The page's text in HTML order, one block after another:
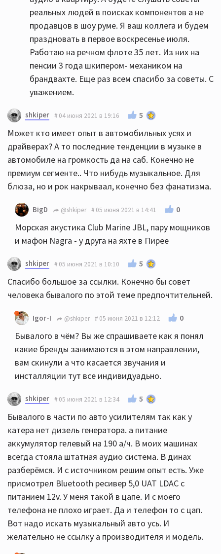
реальных людей в поисках компонентов а не
продавцов в шоу руме. Я ваш коллега и будем
праздновать в первое воскресенье июля.
Работаю на речном флоте 35 лет. Из них на
пенсии 3 года шкипером- механиком на
брандвахте. Еще раз всем спасибо за советы. С
уважением.
shkiper 04 июня 2021 в 19:16 5
Может кто имеет опыт в автомобильных усях и
драйверах? А то последние тенденции в музыке в
автомобиле на громкость да на саб. Конечно не
премиум сегменте.. Что нибудь музыкальное. Для
блюза, но и рок накрываал, конечно без фанатизма.
BigD @shkiper 05 июня 2021 в 14:41 0
Морская акустика Club Marine JBL, пару мощников
и мафон Nagra - у друга на яхте в Пирее
shkiper 05 июня 2021 в 10:10 5
Спасибо большое за ссылки. Конечно бы совет
человека бывалого по этой теме предпочтительней.
Igor-I @shkiper 05 июня 2021 в 12:12 0
Бывалого в чём? Вы же спрашиваете как я понял
какие бренды занимаются в этом направлении,
вам скинули а что касается звучания и
инсталляции тут все индивидуадьно.
shkiper 05 июня 2021 в 12:34 5
Бывалого в части по авто усилителям так как у
катера нет дизель генератора. а питание
аккумулятор гелевый на 190 а/ч. В моих машинах
всегда стояла штатная аудио система. В динах
разберёмся. И с источником решим опыт есть. Уже
присмотрел Bluetooth ресивер 5,0 UAT LDAC с
питанием 12v. У меня такой в цапе. И с моего
телефона не плохо играет. Да и телефон то с цап.
Вот надо искать музыкальный авто усь. И
желательно не ссылку а производителя и модель.